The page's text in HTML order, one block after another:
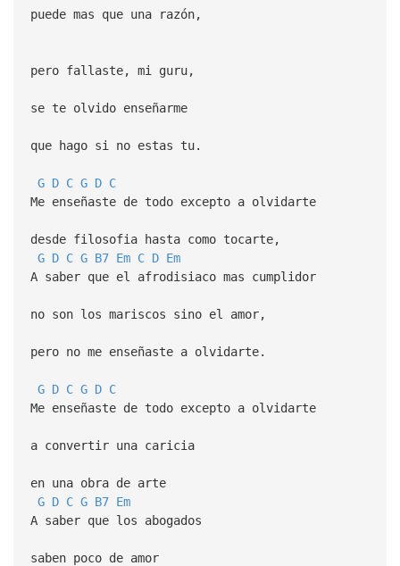
puede mas que una razón,
pero fallaste, mi guru,
se te olvido enseñarme
que hago si no estas tu.
G D C G D C
Me enseñaste de todo excepto a olvidarte
desde filosofia hasta como tocarte,
G D C G B7 Em C D Em
A saber que el afrodisiaco mas cumplidor
no son los mariscos sino el amor,
pero no me enseñaste a olvidarte.
G D C G D C
Me enseñaste de todo excepto a olvidarte
a convertir una caricia
en una obra de arte
G D C G B7 Em
A saber que los abogados
saben poco de amor